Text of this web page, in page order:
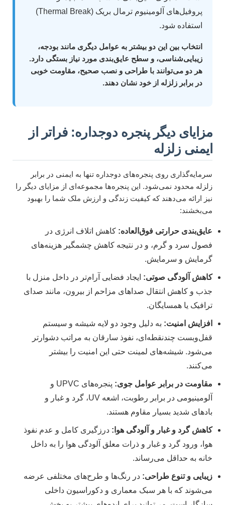
پروفیل‌های آلومینیوم ترمال بریک (Thermal Break)
استفاده شود.
انتخاب بین این دو بیشتر به عوامل دیگری مانند بودجه،
زیبایی‌شناسی، و سطح عایق‌بندی مورد نیاز بستگی دارد.
هر دو می‌توانند با طراحی و نصب صحیح، مقاومت خوبی
در برابر زلزله از خود نشان دهند.
مزایای دیگر پنجره دوجداره: فراتر از
ایمنی زلزله
سرمایه‌گذاری روی پنجره‌های دوجداره تنها به ایمنی در برابر
زلزله محدود نمی‌شود. این پنجره‌ها مجموعه‌ای از مزایای دیگر را
نیز ارائه می‌دهند که کیفیت زندگی و ارزش ملک شما را بهبود
می‌بخشند:
عایق‌بندی حرارتی فوق‌العاده: کاهش اتلاف انرژی در
فصول سرد و گرم، و در نتیجه کاهش چشمگیر هزینه‌های
گرمایش و سرمایش.
کاهش آلودگی صوتی: ایجاد فضایی آرام‌تر در داخل منزل با
جذب و کاهش انتقال صداهای مزاحم از بیرون، مانند صدای
ترافیک یا همسایگان.
افزایش امنیت: به دلیل وجود دو لایه شیشه و سیستم
قفل‌وبست چندنقطه‌ای، نفوذ سارقان به مراتب دشوارتر
می‌شود. شیشه‌های لمینت حتی این امنیت را بیشتر
می‌کنند.
مقاومت در برابر عوامل جوی:
پنجره‌های UPVC و
آلومینیومی در برابر رطوبت، اشعه UV، گرد و غبار و
بادهای شدید بسیار مقاوم هستند.
کاهش گرد و غبار و آلودگی هوا: درزگیری کامل و عدم نفوذ
هوا، ورود گرد و غبار و ذرات معلق آلودگی هوا را به داخل
خانه به حداقل می‌رساند.
زیبایی و تنوع طراحی: در رنگ‌ها و طرح‌های مختلفی عرضه
می‌شوند که با هر سبک معماری و دکوراسیون داخلی